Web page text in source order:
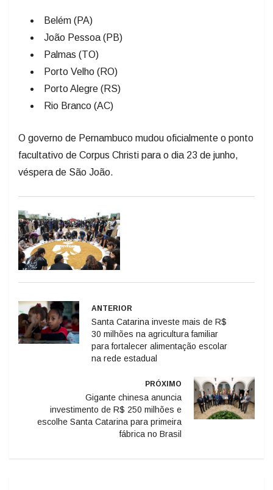
Belém (PA)
João Pessoa (PB)
Palmas (TO)
Porto Velho (RO)
Porto Alegre (RS)
Rio Branco (AC)
O governo de Pernambuco mudou oficialmente o ponto
facultativo de Corpus Christi para o dia 23 de junho,
véspera de São João.
ANTERIOR
Santa Catarina investe mais de R$
30 milhões na agricultura familiar
para fortalecer alimentação escolar
na rede estadual
PRÓXIMO
Gigante chinesa anuncia
investimento de R$ 250 milhões e
escolhe Santa Catarina para primeira
fábrica no Brasil